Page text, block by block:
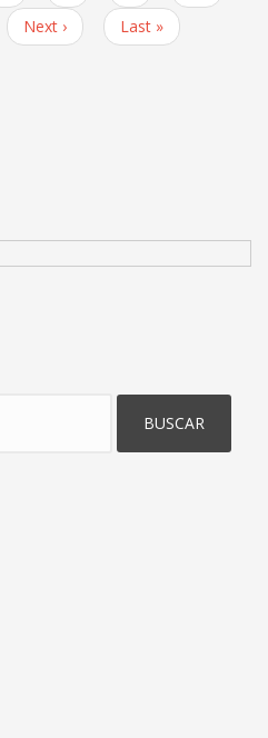
actual
Siguiente
página
Next ›
Última
página
Last »